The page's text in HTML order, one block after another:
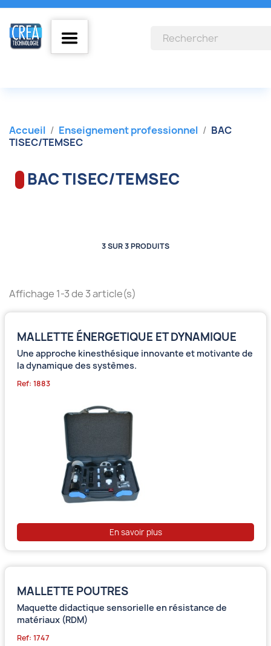
Accueil Enseignement professionnel
BAC
TISEC/TEMSEC
BAC TISEC/TEMSEC
3 SUR 3 PRODUITS
Affichage 1-3 de 3 article(s)
MALLETTE ÉNERGETIQUE ET DYNAMIQUE
Une approche kinesthésique innovante et motivante de
la dynamique des systèmes.
Ref: 1883
En savoir plus
MALLETTE POUTRES
Maquette didactique sensorielle en résistance de
matériaux (RDM)
Ref: 1747